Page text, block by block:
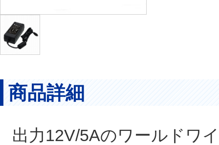
商品詳細
出力12V/5Aのワールドワ